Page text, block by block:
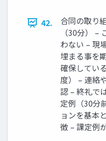
42.
合同の取り
（30分） –
わない – 現
埋まる事を
確保してい
度） – 連絡
認 – 終礼で
定例（30分
ョンを基本
徴 – 課定例